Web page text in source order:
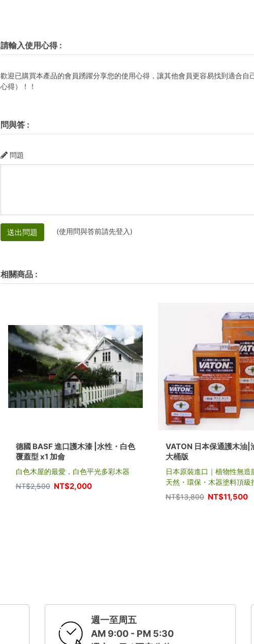
請輸入使用心得:
歡迎已購買本產品的會員踴躍分享您的使用心得，讓其他會員更容易找到適合
心得）！！
問與答:
問題
送出問題 (使用問與答前請先登入)
相關商品:
德國 BASF 進口護木漆 |水性・白色
覆蓋型 x1 加侖
白色木屋的最愛，白色平光多彩木器
NT$2,500 NT$2,000
VATON 日本保通護木油|
大桶版
日本原裝進口｜植物性無造
天然・環保・木器塗料頂級
NT$13,800 NT$11,500
週一至周五
AM 9:00 - PM 5:30